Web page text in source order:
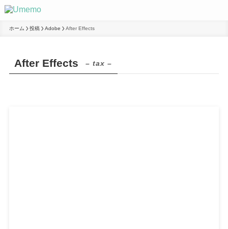
ホーム 投稿 Adobe After Effects
After Effects – tax –